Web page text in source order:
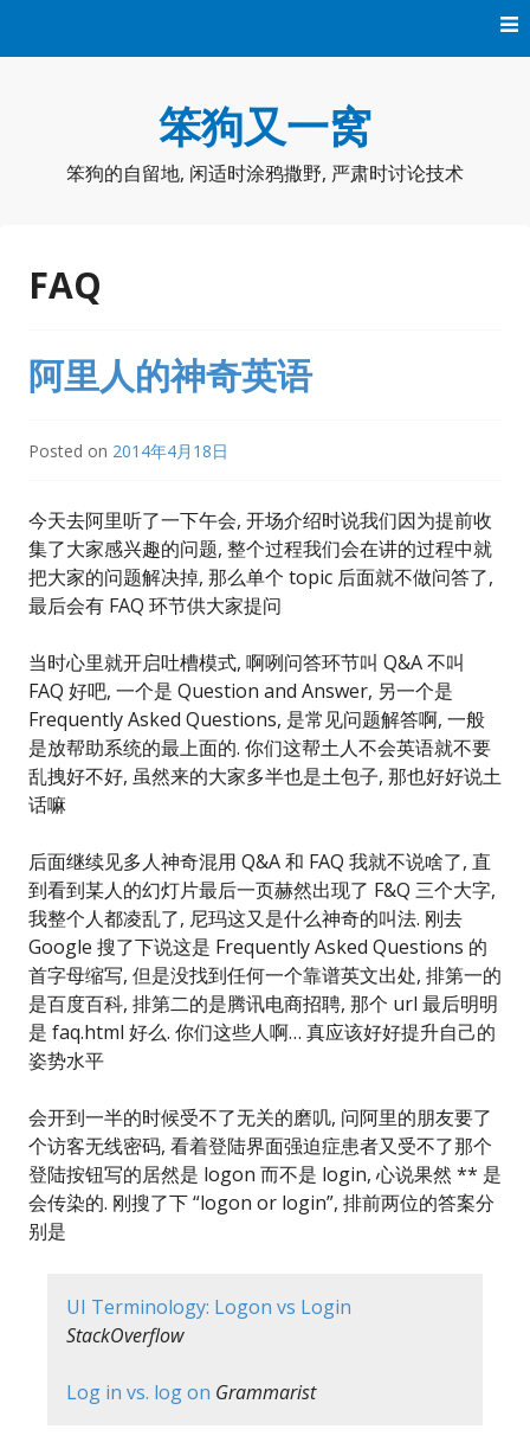
笨狗又一窝
笨狗的自留地, 闲适时涂鸦撒野, 严肃时讨论技术
FAQ
阿里人的神奇英语
Posted on 2014年4月18日
今天去阿里听了一下午会, 开场介绍时说我们因为提前收
集了大家感兴趣的问题, 整个过程我们会在讲的过程中就
把大家的问题解决掉, 那么单个 topic 后面就不做问答了,
最后会有 FAQ 环节供大家提问
当时心里就开启吐槽模式, 啊咧问答环节叫 Q&A 不叫
FAQ 好吧, 一个是 Question and Answer, 另一个是
Frequently Asked Questions, 是常见问题解答啊, 一般
是放帮助系统的最上面的. 你们这帮土人不会英语就不要
乱拽好不好, 虽然来的大家多半也是土包子, 那也好好说土
话嘛
后面继续见多人神奇混用 Q&A 和 FAQ 我就不说啥了, 直
到看到某人的幻灯片最后一页赫然出现了 F&Q 三个大字,
我整个人都凌乱了, 尼玛这又是什么神奇的叫法. 刚去
Google 搜了下说这是 Frequently Asked Questions 的
首字母缩写, 但是没找到任何一个靠谱英文出处, 排第一的
是百度百科, 排第二的是腾讯电商招聘, 那个 url 最后明明
是 faq.html 好么. 你们这些人啊… 真应该好好提升自己的
姿势水平
会开到一半的时候受不了无关的磨叽, 问阿里的朋友要了
个访客无线密码, 看着登陆界面强迫症患者又受不了那个
登陆按钮写的居然是 logon 而不是 login, 心说果然 ** 是
会传染的. 刚搜了下 “logon or login”, 排前两位的答案分
别是
UI Terminology: Logon vs Login
StackOverflow
Log in vs. log on Grammarist